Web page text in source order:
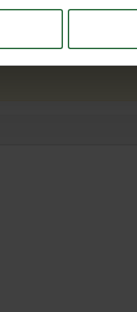
par...